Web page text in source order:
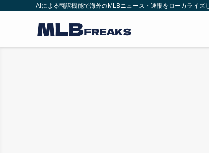
AIによる翻訳機能で海外のMLBニュース・速報をローカライズ